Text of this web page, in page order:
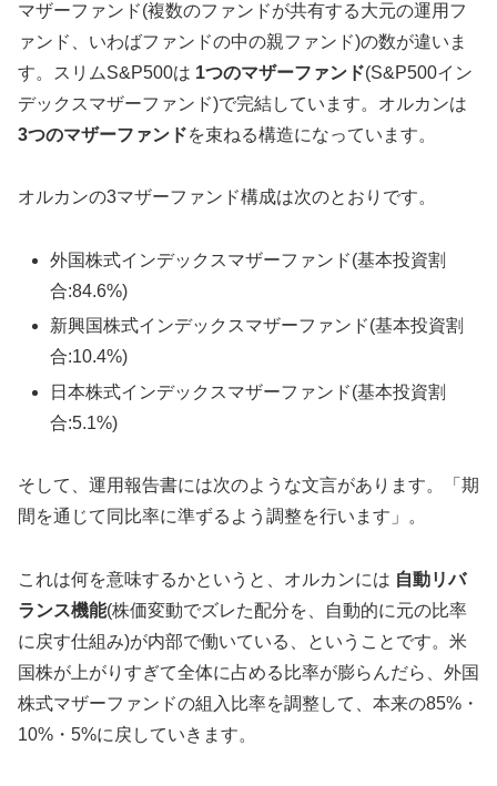
マザーファンド(複数のファンドが共有する大元の運用フ
ァンド、いわばファンドの中の親ファンド)の数が違いま
す。スリムS&P500は 1つのマザーファンド(S&P500イン
デックスマザーファンド)で完結しています。オルカンは
3つのマザーファンドを束ねる構造になっています。
オルカンの3マザーファンド構成は次のとおりです。
外国株式インデックスマザーファンド(基本投資割
合:84.6%)
新興国株式インデックスマザーファンド(基本投資割
合:10.4%)
日本株式インデックスマザーファンド(基本投資割
合:5.1%)
そして、運用報告書には次のような文言があります。「期
間を通じて同比率に準ずるよう調整を行います」。
これは何を意味するかというと、オルカンには 自動リバ
ランス機能(株価変動でズレた配分を、自動的に元の比率
に戻す仕組み)が内部で働いている、ということです。米
国株が上がりすぎて全体に占める比率が膨らんだら、外国
株式マザーファンドの組入比率を調整して、本来の85%・
10%・5%に戻していきます。